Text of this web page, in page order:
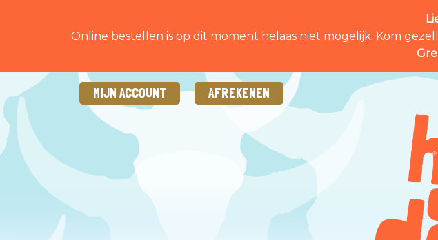
Online bestellen is op dit moment helaas niet mogelijk. Kom
MIJN ACCOUNT AFREKENEN